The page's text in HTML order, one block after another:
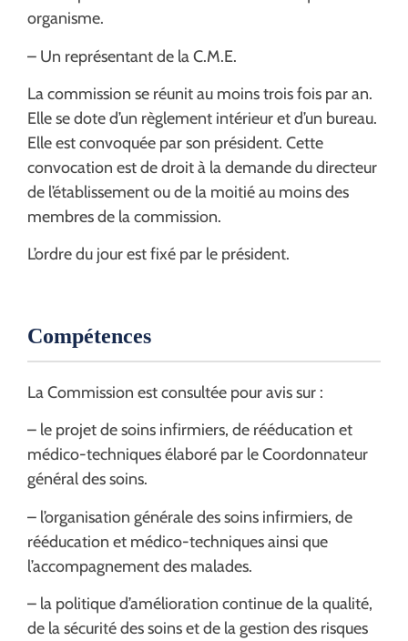
organisme.
– Un représentant de la C.M.E.
La commission se réunit au moins trois fois par an.
Elle se dote d’un règlement intérieur et d’un bureau.
Elle est convoquée par son président. Cette
convocation est de droit à la demande du directeur
de l’établissement ou de la moitié au moins des
membres de la commission.
L’ordre du jour est fixé par le président.
Compétences
La Commission est consultée pour avis sur :
– le projet de soins infirmiers, de rééducation et
médico-techniques élaboré par le Coordonnateur
général des soins.
– l’organisation générale des soins infirmiers, de
rééducation et médico-techniques ainsi que
l’accompagnement des malades.
– la politique d’amélioration continue de la qualité,
de la sécurité des soins et de la gestion des risques